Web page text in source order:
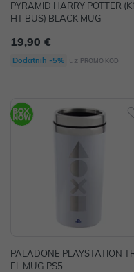
PYRAMID HARRY POTTER
HT BUS) BLACK MUG
19,90 €
Dodatnih -5% uz PROMO KOD
PALADONE PLAYSTATION
EL MUG PS5